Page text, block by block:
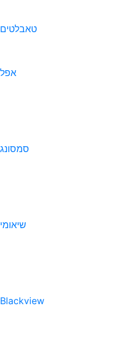
טאבלטים
אפל
סמסונג
שיאומי
Blackview